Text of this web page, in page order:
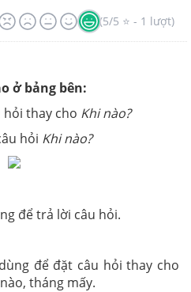
(5/5 ⭐ - 1 lượt)
ở bảng bên:
hỏi thay cho Khi nào?
hỏi Khi nào?
để trả lời câu hỏi.
để đặt câu hỏi thay cho
tháng mấy.